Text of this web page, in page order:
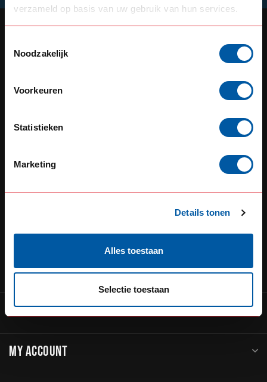
verzameld op basis van uw gebruik van hun services.
Noodzakelijk
Voorkeuren
Statistieken
Marketing
Details tonen
Alles toestaan
Selectie toestaan
OUR REPUTATION IS BUILT ON
SERVICE
3433KL Nieuwegein
+31 (0) 348 20 0002
+31 348234444
CATEGORIES
INFORMATION
MY ACCOUNT